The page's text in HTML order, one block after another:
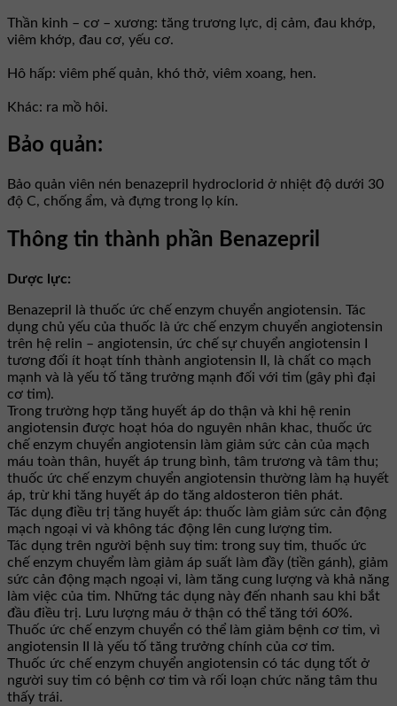
Thần kinh – cơ – xương: tăng trương lực, dị cảm, đau khớp,
viêm khớp, đau cơ, yếu cơ.
Hô hấp: viêm phế quản, khó thở, viêm xoang, hen.
Khác: ra mồ hôi.
Bảo quản:
Bảo quản viên nén benazepril hydroclorid ở nhiệt độ dưới 30
độ C, chống ẩm, và đựng trong lọ kín.
Thông tin thành phần Benazepril
Dược lực:
Benazepril là thuốc ức chế enzym chuyển angiotensin. Tác
dụng chủ yếu của thuốc là ức chế enzym chuyển angiotensin
trên hệ relin – angiotensin, ức chế sự chuyển angiotensin I
tương đối ít hoạt tính thành angiotensin II, là chất co mạch
mạnh và là yếu tố tăng trưởng mạnh đối với tim (gây phì đại
cơ tim).
Trong trường hợp tăng huyết áp do thận và khi hệ renin
angiotensin được hoạt hóa do nguyên nhân khac, thuốc ức
chế enzym chuyển angiotensin làm giảm sức cản của mạch
máu toàn thân, huyết áp trung bình, tâm trương và tâm thu;
thuốc ức chế enzym chuyển angiotensin thường làm hạ huyết
áp, trừ khi tăng huyết áp do tăng aldosteron tiên phát.
Tác dụng điều trị tăng huyết áp: thuốc làm giảm sức cản động
mạch ngoại vi và không tác động lên cung lượng tim.
Tác dụng trên người bệnh suy tim: trong suy tim, thuốc ức
chế enzym chuyểm làm giảm áp suất làm đầy (tiền gánh), giảm
sức cản động mạch ngoại vi, làm tăng cung lượng và khả năng
làm việc của tim. Những tác dụng này đến nhanh sau khi bắt
đầu điều trị. Lưu lượng máu ở thận có thể tăng tới 60%.
Thuốc ức chế enzym chuyển có thể làm giảm bệnh cơ tim, vì
angiotensin II là yếu tố tăng trưởng chính của cơ tim.
Thuốc ức chế enzym chuyển angiotensin có tác dụng tốt ở
người suy tim có bệnh cơ tim và rối loạn chức năng tâm thu
thấy trái.